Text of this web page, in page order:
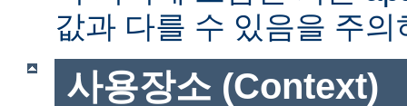
값과 다를 수 있음을 주의
사용장소 (Context)